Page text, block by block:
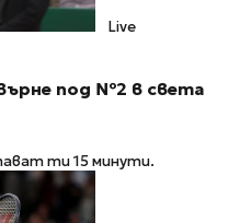
Live
под №2 в света
ти 15 минути.